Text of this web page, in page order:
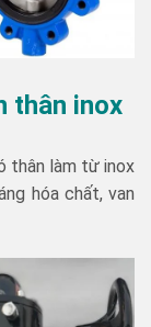
thân inox
thân làm từ inox
hóa chất, van